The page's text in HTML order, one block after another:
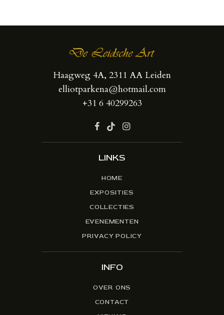
Haagweg 4A, 2311 AA Leiden
elliotparkena@hotmail.com
+31 6 40299263
LINKS
HOME
EXPOSITIES
COLLECTIES
EVENEMENTEN
PRIVACY POLICY
INFO
OVER ONS
CONTACT